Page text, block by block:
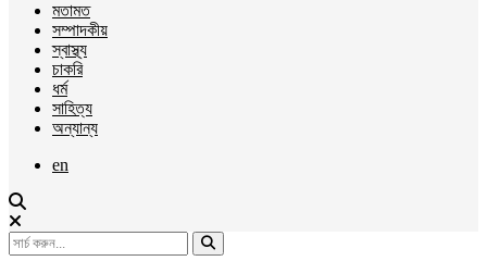
মতামত
সম্পাদকীয়
স্বাস্থ্য
চাকরি
ধর্ম
সাহিত্য
অন্যান্য
en